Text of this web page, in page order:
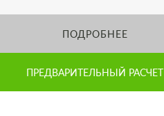
ПОДРОБНЕЕ
ПРЕДВАРИТЕЛЬНЫЙ РАСЧЕТ